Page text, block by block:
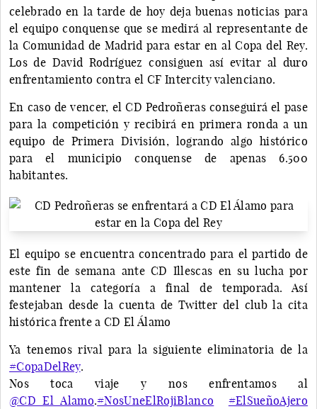
celebrado en la tarde de hoy deja buenas noticias para
el equipo conquense que se medirá al representante de
la Comunidad de Madrid para estar en al Copa del Rey.
Los de David Rodríguez consiguen así evitar al duro
enfrentamiento contra el CF Intercity valenciano.
En caso de vencer, el CD Pedroñeras conseguirá el pase
para la competición y recibirá en primera ronda a un
equipo de Primera División, logrando algo histórico
para el municipio conquense de apenas 6.500
habitantes.
El equipo se encuentra concentrado para el partido de
este fin de semana ante CD Illescas en su lucha por
mantener la categoría a final de temporada. Así
festejaban desde la cuenta de Twitter del club la cita
histórica frente a CD El Álamo
Ya tenemos rival para la siguiente eliminatoria de la
#CopaDelRey.
Nos toca viaje y nos enfrentamos al
@CD_El_Alamo.#NosUneElRojiBlanco
#ElSueñoAjero